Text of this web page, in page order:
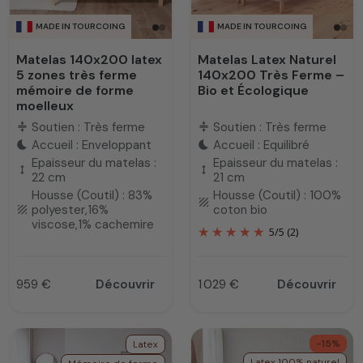
MADE IN TOURCOING
Matelas 140x200 latex
5 zones très ferme
mémoire de forme
moelleux
compress Soutien : Très ferme
bedtime Accueil : Enveloppant
height
Epaisseur du matelas :
22 cm
texture
Housse (Coutil) : 83%
polyester,16%
viscose,1% cachemire
Prix
959 € Découvrir
MADE IN TOURCOING
Matelas Latex Naturel
140x200 Très Ferme –
Bio et Écologique
compress Soutien : Très ferme
bedtime Accueil : Equilibré
height
Epaisseur du matelas :
21 cm
texture Housse (Coutil) : 100%
coton bio
5/5 (2)
Prix
1 029 € Découvrir
Latex
-15%